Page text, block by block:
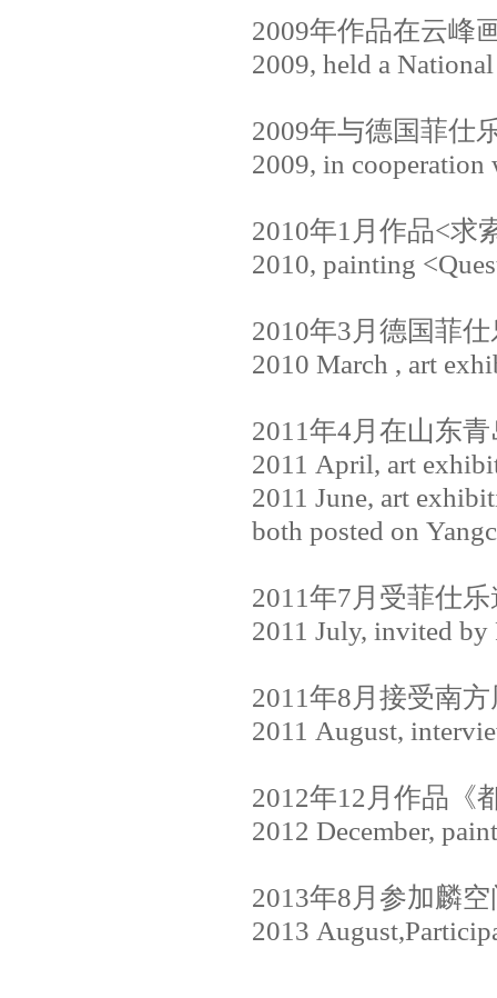
2009年作品在云峰
2009, held a
2009年与德国菲仕
2009, in cooperation
2010年1 月作品<求
2010, painting
2010年3 月德国菲
2010 March , art
2011年4 月在山东
2011 April, art
2011 June, art
both posted on
2011年7 月受菲仕
2011 July, invited by
2011年8 月接受南
2011 August,
2012年12 月作品《
2012 December,
2013年8 月参加麟
2013